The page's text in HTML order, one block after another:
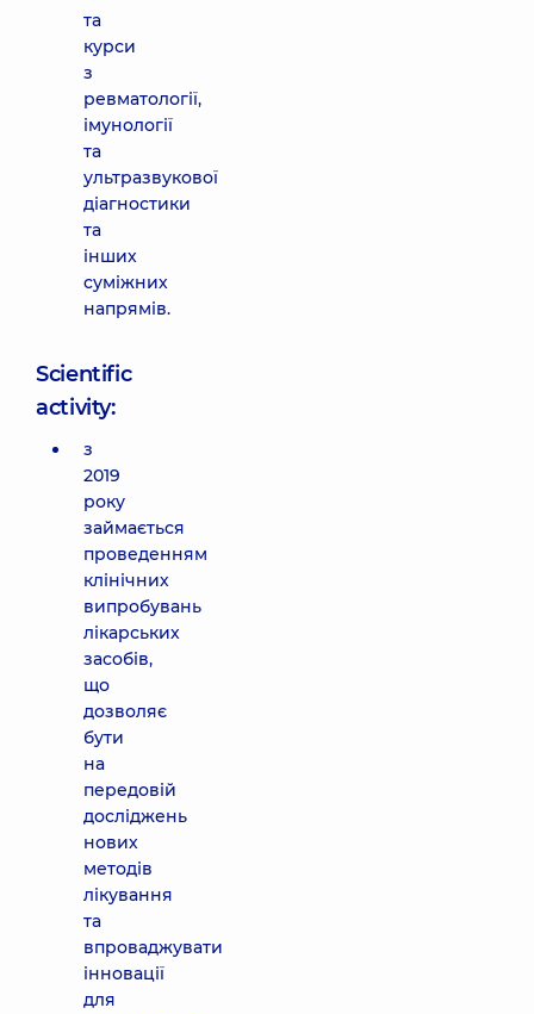
та
курси
з
ревматології,
імунології
та
ультразвукової
діагностики
та
інших
суміжних
напрямів.
Scientific
activity:
з
2019
року
займається
проведенням
клінічних
випробувань
лікарських
засобів,
що
дозволяє
бути
на
передовій
досліджень
нових
методів
лікування
та
впроваджувати
інновації
для